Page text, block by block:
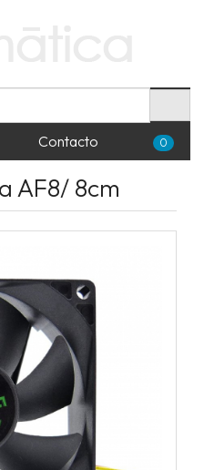
Contacto 0
AF8/ 8cm